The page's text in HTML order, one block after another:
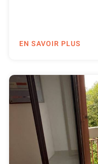
EN SAVOIR PLUS